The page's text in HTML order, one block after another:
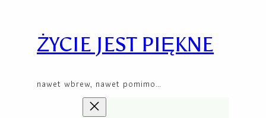
contentŻYCIE JEST PIĘKNE
nawet wbrew, nawet pomimo…